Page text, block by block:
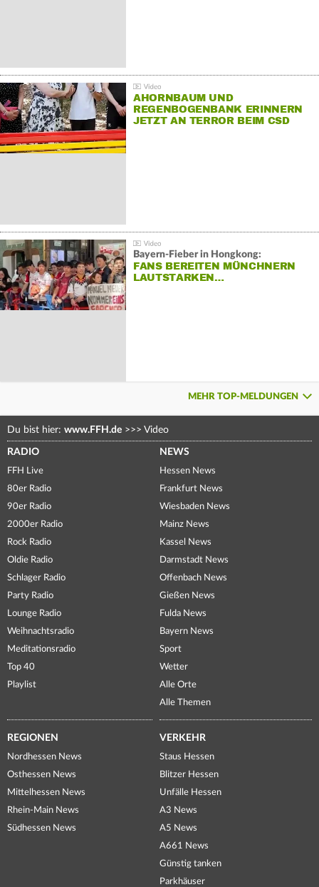
AHORNBAUM UND
REGENBOGENBANK ERINNERN
JETZT AN TERROR BEIM CSD
Bayern-Fieber in Hongkong:
FANS BEREITEN MÜNCHNERN
LAUTSTARKEN…
MEHR TOP-MELDUNGEN
Du bist hier: www.FFH.de >>> Video
RADIO
FFH Live
80er Radio
90er Radio
2000er Radio
Rock Radio
Oldie Radio
Schlager Radio
Party Radio
Lounge Radio
Weihnachtsradio
Meditationsradio
Top 40
Playlist
NEWS
Hessen News
Frankfurt News
Wiesbaden News
Mainz News
Kassel News
Darmstadt News
Offenbach News
Gießen News
Fulda News
Bayern News
Sport
Wetter
Alle Orte
Alle Themen
REGIONEN
Nordhessen News
Osthessen News
Mittelhessen News
Rhein-Main News
Südhessen News
VERKEHR
Staus Hessen
Blitzer Hessen
Unfälle Hessen
A3 News
A5 News
A661 News
Günstig tanken
Parkhäuser